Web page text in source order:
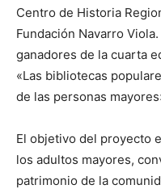
Centro de Historia
Fundación Navarro
ganadores de la cuarta
«Las bibliotecas
de las personas
El objetivo del proyecto
los adultos mayores,
patrimonio de la